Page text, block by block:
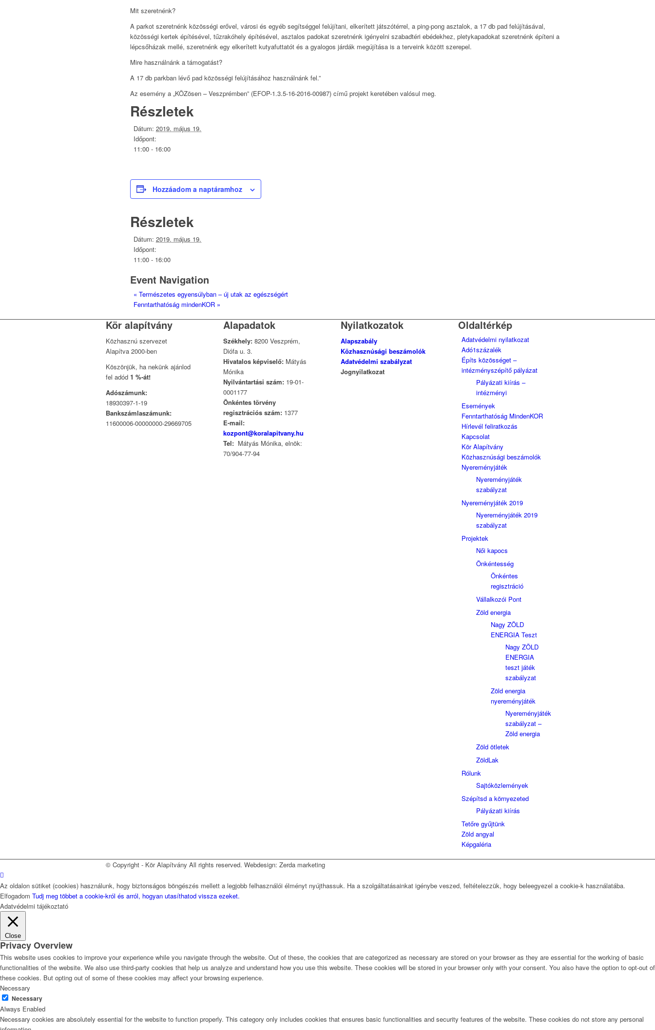
Mit szeretnénk?
A parkot szeretnénk közösségi erővel, városi és egyéb segítséggel felújítani, elkerített játszótérrel, a ping-pong asztalok, a 17 db pad felújításával,
közösségi kertek építésével, tűzrakóhely építésével, asztalos padokat szeretnénk igényelni szabadtéri ebédekhez, pletykapadokat szeretnénk építeni a
lépcsőházak mellé, szeretnénk egy elkerített kutyafuttatót és a gyalogos járdák megújítása is a terveink között szerepel.
Mire használnánk a támogatást?
A 17 db parkban lévő pad közösségi felújításához használnánk fel.”
Az esemény a „KÖZösen – Veszprémben” (EFOP-1.3.5-16-2016-00987) című projekt keretében valósul meg.
Részletek
Dátum: 2019. május 19.
Időpont:
11:00 - 16:00
Hozzáadom a naptáramhoz
Részletek
Dátum: 2019. május 19.
Időpont:
11:00 - 16:00
Event Navigation
« Természetes egyensúlyban – új utak az egészségért
Fenntarthatóság mindenKOR »
Kör alapítvány
Közhasznú szervezet
Alapítva 2000-ben
Köszönjük, ha nekünk ajánlod
fel adód 1 %-át!
Adószámunk:
18930397-1-19
Bankszámlaszámunk:
11600006-00000000-29669705
Alapadatok
Székhely: 8200 Veszprém,
Diófa u. 3.
Hivatalos képviselő: Mátyás
Mónika
Nyilvántartási szám: 19-01-
0001177
Önkéntes törvény
regisztrációs szám: 1377
E-mail:
kozpont@koralapitvany.hu
Tel: Mátyás Mónika, elnök:
70/904-77-94
Nyilatkozatok
Alapszabály
Közhasznúsági beszámolók
Adatvédelmi szabályzat
Jognyilatkozat
Oldaltérkép
Adatvédelmi nyilatkozat
Adó1százalék
Építs közösséget –
intézményszépítő pályázat
Pályázati kiírás –
intézményi
Események
Fenntarthatóság MindenKOR
Hírlevél feliratkozás
Kapcsolat
Kör Alapítvány
Közhasznúsági beszámolók
Nyereményjáték
Nyereményjáték
szabályzat
Nyereményjáték 2019
Nyereményjáték 2019
szabályzat
Projektek
Női kapocs
Önkéntesség
Önkéntes
regisztráció
Vállalkozói Pont
Zöld energia
Nagy ZÖLD
ENERGIA Teszt
Nagy ZÖLD
ENERGIA
teszt játék
szabályzat
Zöld energia
nyereményjáték
Nyereményjáték
szabályzat –
Zöld energia
Zöld ötletek
ZöldLak
Rólunk
Sajtóközlemények
Szépítsd a környezeted
Pályázati kiírás
Tetőre gyűjtünk
Zöld angyal
Képgaléria
© Copyright - Kör Alapítvány All rights reserved. Webdesign: Zerda marketing
Az oldalon sütiket (cookies) használunk, hogy biztonságos böngészés mellett a legjobb felhasználói élményt nyújthassuk. Ha a szolgáltatásainkat igénybe veszed, feltételezzük, hogy beleegyezel a cookie-k használatába.
Elfogadom Tudj meg többet a cookie-król és arról, hogyan utasíthatod vissza ezeket.
Adatvédelmi tájékoztató
Close
Privacy Overview
This website uses cookies to improve your experience while you navigate through the website. Out of these, the cookies that are categorized as necessary are stored on your browser as they are essential for the working of basic
functionalities of the website. We also use third-party cookies that help us analyze and understand how you use this website. These cookies will be stored in your browser only with your consent. You also have the option to opt-out of
these cookies. But opting out of some of these cookies may affect your browsing experience.
Necessary
Necessary
Always Enabled
Necessary cookies are absolutely essential for the website to function properly. This category only includes cookies that ensures basic functionalities and security features of the website. These cookies do not store any personal